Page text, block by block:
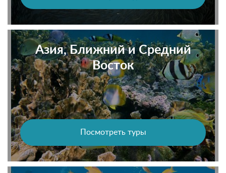
Азия, Ближний и Средний
Восток
Посмотреть туры